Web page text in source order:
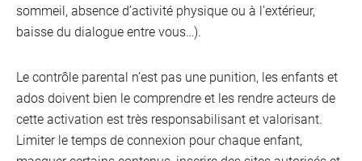
sommeil, absence d’activité physique ou à l’extérieur,
baisse du dialogue entre vous…).
Le contrôle parental n’est pas une punition, les enfants et
ados doivent bien le comprendre et les rendre acteurs de
cette activation est très responsabilisant et valorisant.
Limiter le temps de connexion pour chaque enfant,